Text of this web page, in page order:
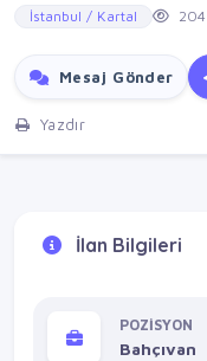
İstanbul / Kartal
Mesaj Gönder
Yazdır
İlan Bilgileri
POZİSYON
Bahçıvan